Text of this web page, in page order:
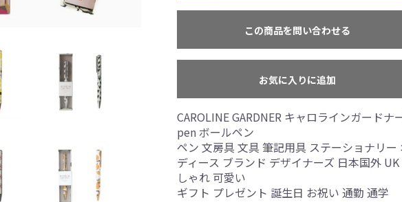
この商品を問い合わせる
お気に入りに追加
CAROLINE GARDNER キャロラインガード
pen ボールペン
ペン 文房具 文具 筆記用具 ステーショナリー
ディース ブランド デザイナーズ 日本国外
しゃれ 可愛い
ギフト プレゼント 誕生日 お祝い 通勤 通学